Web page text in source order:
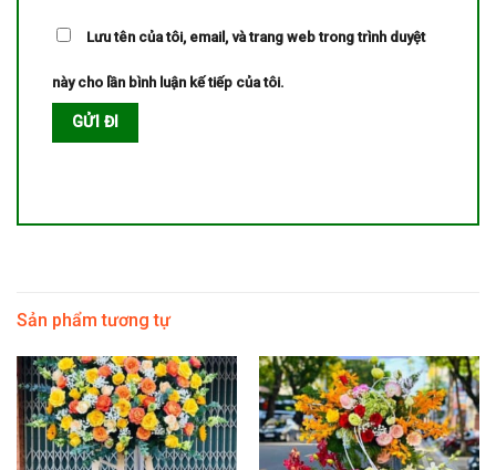
Lưu tên của tôi, email, và trang web trong trình duyệt
này cho lần bình luận kế tiếp của tôi.
Sản phẩm tương tự